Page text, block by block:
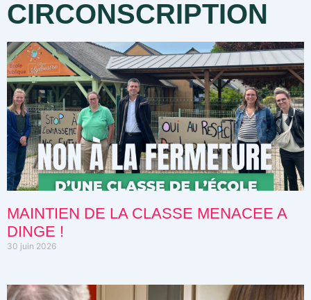
CIRCONSCRIPTION
MAINTIEN DE LA CLASSE MENACEE A
DINGE !
30 juin 2026